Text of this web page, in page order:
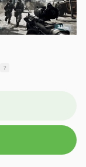
?